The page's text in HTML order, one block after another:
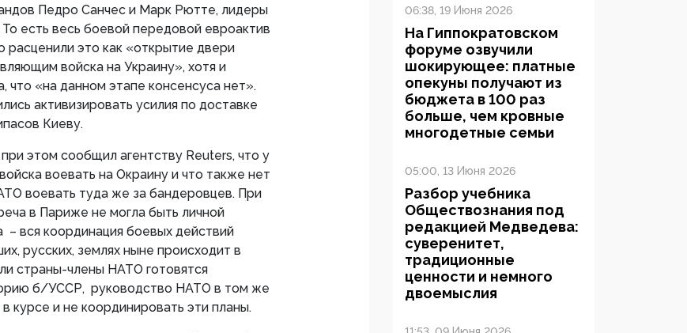
Педро Санчес и Марк Рютте, лидеры
есть весь боевой передовой евроактив
это как «открытие двери
войска на Украину», хотя и
что «на данном этапе консенсуса нет».
активизировать усилия по доставке
Киеву.
этом сообщил агентству Reuters, что у
воевать на Окраину и что также нет
воевать туда же за бандеровцев. При
в Париже не могла быть личной
вся координация боевых действий
русских, землях ныне происходит в
страны-члены НАТО готовятся
б/УССР, руководство НАТО в том же
курсе и не координировать эти планы.
06:38, 19 Июня 2026
На Гиппократовском
форуме озвучили
шокирующее: платные
опекуны получают из
бюджета в 100 раз
больше, чем кровные
многодетные семьи
05:00, 13 Июня 2026
Разбор учебника
Обществознания под
редакцией Медведева:
суверенитет,
традиционные
ценности и немного
двоемыслия